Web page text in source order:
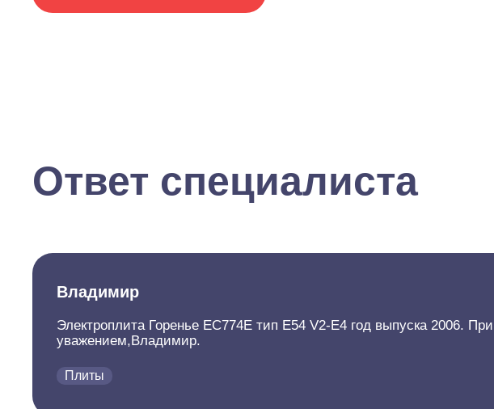
Ответ специалиста
Владимир
Электроплита Горенье EC774E тип E54 V2-E4 год выпуска 2006.
уважением,Владимир.
Плиты